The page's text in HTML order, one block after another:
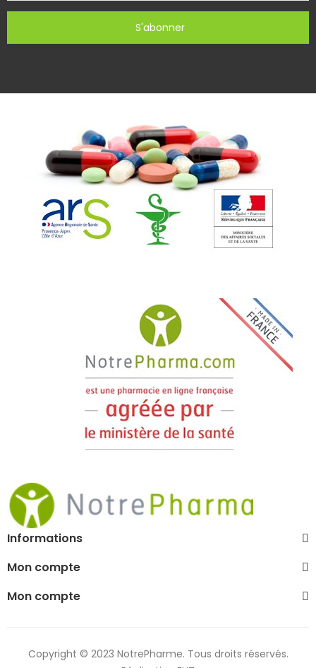
S'abonner
Informations
Mon compte
Mon compte
Copyright © 2023 NotrePharme. Tous droits réservés.